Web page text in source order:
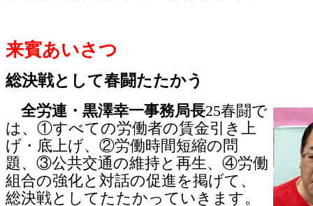
来賓あいさつ
総決戦として春闘たたかう
全労連・黒澤幸一事務局長25春闘で
は、①すべての労働者の賃金引き上
げ・底上げ、②労働時間短縮の問
題、③公共交通の維持と再生、④労働
組合の強化と対話の促進を掲げて、
総決戦としてたたかっていきます。